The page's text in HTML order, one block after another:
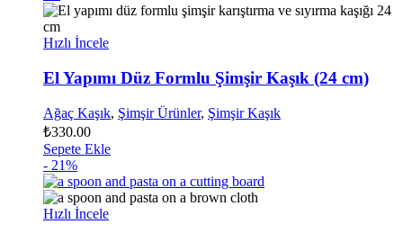
Hızlı İncele
El Yapımı Düz Formlu Şimşir Kaşık (24 cm)
Ağaç Kaşık, Şimşir Ürünler, Şimşir Kaşık
₺330.00
Sepete Ekle
- 21%
Hızlı İncele